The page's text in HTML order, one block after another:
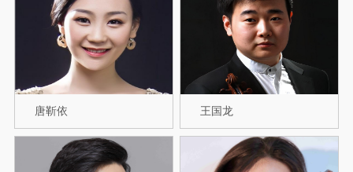
唐靳依 王国龙